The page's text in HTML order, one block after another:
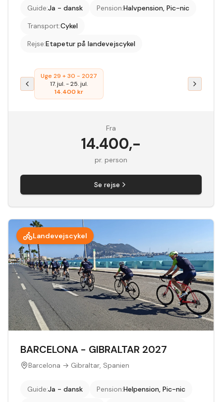
Guide:Ja - dansk Pension:Halvpension, Pic-nic
Transport:Cykel
Rejse:Etapetur på landevejscykel
Uge 29 + 30 - 2027
17. jul.-25. jul.
14.400 kr
Fra
14.400,-
pr. person
Se rejse
Landevejscykel
BARCELONA - GIBRALTAR 2027
Barcelona → Gibraltar, Spanien
Guide:Ja - dansk Pension:Helpension, Pic-nic